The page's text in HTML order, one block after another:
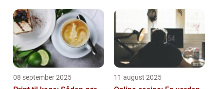
08 september 2025 11 august 2025